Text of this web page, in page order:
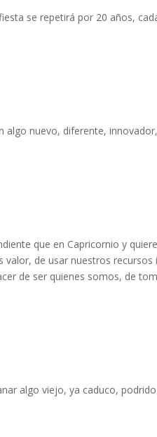
se repetirá por 20 años,
algo nuevo, diferente,
que en Capricornio y
de usar nuestros recursos
de ser quienes somos, de
algo viejo, ya caduco,